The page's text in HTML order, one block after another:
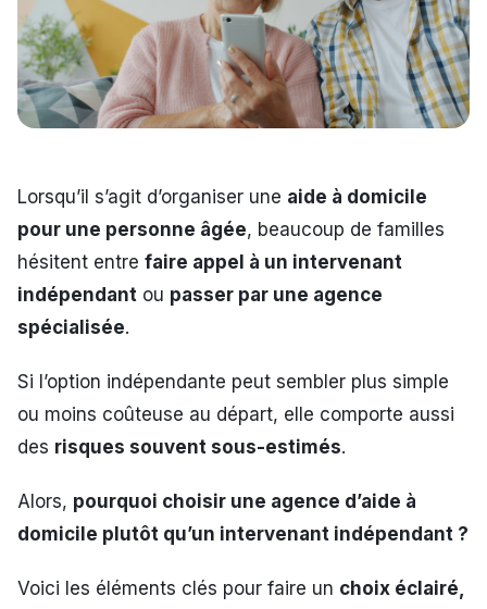
Lorsqu’il s’agit d’organiser une aide à domicile
pour une personne âgée, beaucoup de familles
hésitent entre faire appel à un intervenant
indépendant ou passer par une agence
spécialisée.
Si l’option indépendante peut sembler plus simple
ou moins coûteuse au départ, elle comporte aussi
des risques souvent sous-estimés.
Alors, pourquoi choisir une agence d’aide à
domicile plutôt qu’un intervenant indépendant ?
Voici les éléments clés pour faire un choix éclairé,